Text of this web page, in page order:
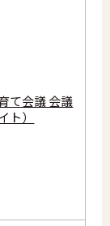
て会議 会議
）